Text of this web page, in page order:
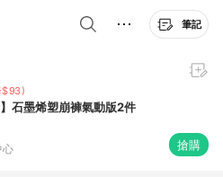
筆記
$93)
】石墨烯塑崩褲氣動版2件
心 搶購